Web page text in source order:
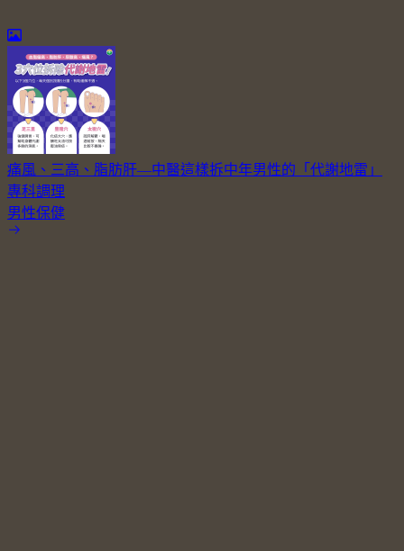
痛風、三高、脂肪肝—中醫這樣拆中年男性的「代謝地雷」
專科調理
男性保健